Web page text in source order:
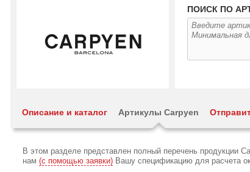
ПОИСК ПО
Описание и каталог Артикулы Carpyen
В этом разделе представлен полный перечень продукции
нам (с помощью заявки) Вашу спецификацию для расчета